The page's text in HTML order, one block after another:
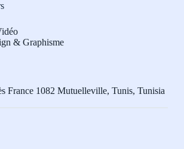
& Graphisme
France 1082 Mutuelleville, Tunis, Tunisia